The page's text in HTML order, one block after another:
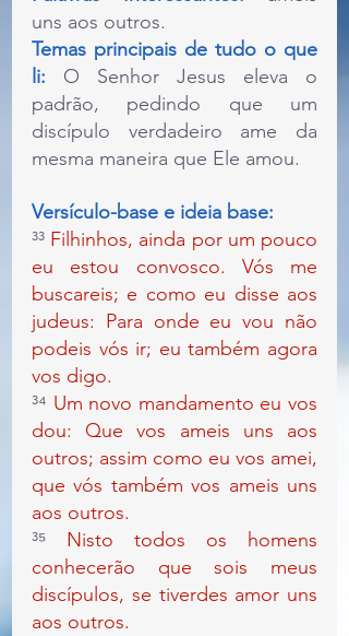
uns aos outros.
Temas principais de tudo o que
li: O Senhor Jesus eleva o
padrão, pedindo que um
discípulo verdadeiro ame da
mesma maneira que Ele amou.
Versículo-base e ideia base:
³³ Filhinhos, ainda por um pouco
eu estou convosco. Vós me
buscareis; e como eu disse aos
judeus: Para onde eu vou não
podeis vós ir; eu também agora
vos digo.
³⁴ Um novo mandamento eu vos
dou: Que vos ameis uns aos
outros; assim como eu vos amei,
que vós também vos ameis uns
aos outros.
³⁵ Nisto todos os homens
conhecerão que sois meus
discípulos, se tiverdes amor uns
aos outros.